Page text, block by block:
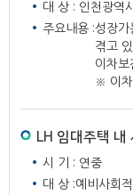
대 상 : 인천광역
주요내용 :성장가
겪고
이차보
※ 이
LH 임대주택 내
시 기 : 연중
대 상 :예비사회